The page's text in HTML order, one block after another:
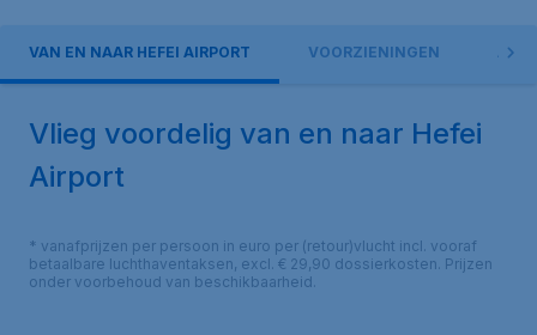
VAN EN NAAR HEFEI AIRPORT VOORZIENINGEN
Vlieg voordelig van en naar Hefei
Airport
* vanafprijzen per persoon in euro per (retour)vlucht incl. vooraf
betaalbare luchthaventaksen, excl. € 29,90 dossierkosten. Prijzen
onder voorbehoud van beschikbaarheid.